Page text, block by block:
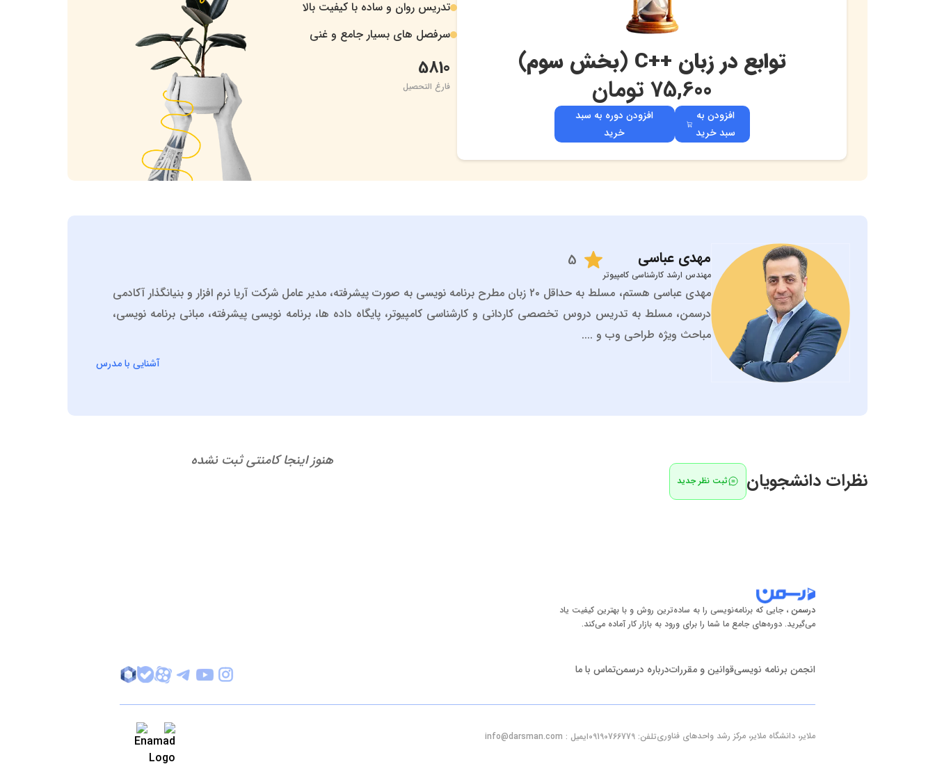
توابع در زبان ++C (بخش سوم)
75,600 تومان
افزودن به
سبد خرید
افزودن دوره به سبد
خرید
. تدریس روان و ساده با کیفیت بالا
. سرفصل های بسیار جامع و غنی
5810
فارغ التحصیل
مهدی عباسی
مهندس ارشد کارشناسی کامپیوتر
5
مهدی عباسی هستم، مسلط به حداقل ۲۰ زبان مطرح برنامه نویسی به صورت پیشرفته، مدیر عامل شرکت آریا نرم افزار و بنیانگذار آکادمی
درسمن، مسلط به تدریس دروس تخصصی کاردانی و کارشناسی کامپیوتر، پایگاه داده ها، برنامه نویسی پیشرفته، مبانی برنامه نویسی،
مباحث ویژه طراحی وب و ....
آشنایی با مدرس
نظرات دانشجویان ثبت نظر جدید
هنوز اینجا کامنتی ثبت نشده
درسمن ، جایی که برنامه‌نویسی را به ساده‌ترین روش و با بهترین کیفیت یاد
می‌گیرید. دوره‌های جامع ما شما را برای ورود به بازار کار آماده می‌کند.
انجمن برنامه نویسیقوانین و مقرراتدرباره درسمنتماس با ما
ملایر، دانشگاه ملایر، مرکز رشد واحدهای فناوریتلفن: 09190766779 ایمیل : info@darsman.com